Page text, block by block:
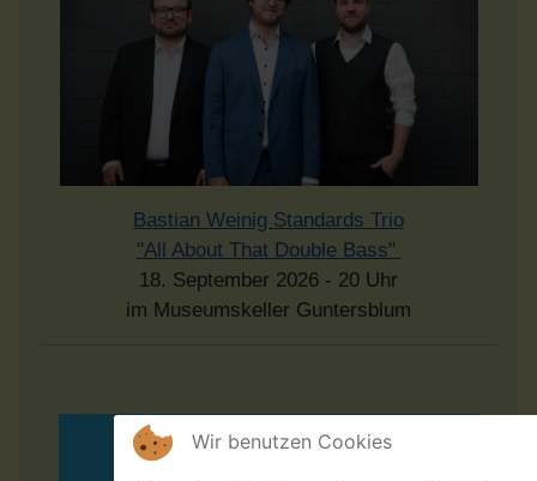
Bastian Weinig Standards Trio
"All About That Double Bass"
18. September 2026 - 20 Uhr
im Museumskeller Guntersblum
Wir benutzen Cookies